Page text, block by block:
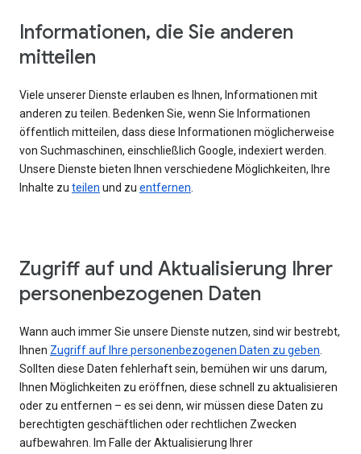
Informationen, die Sie anderen
mitteilen
Viele unserer Dienste erlauben es Ihnen, Informationen mit
anderen zu teilen. Bedenken Sie, wenn Sie Informationen
öffentlich mitteilen, dass diese Informationen möglicherweise
von Suchmaschinen, einschließlich Google, indexiert werden.
Unsere Dienste bieten Ihnen verschiedene Möglichkeiten, Ihre
Inhalte zu teilen und zu entfernen.
Zugriff auf und Aktualisierung Ihrer
personenbezogenen Daten
Wann auch immer Sie unsere Dienste nutzen, sind wir bestrebt,
Ihnen Zugriff auf Ihre personenbezogenen Daten zu geben.
Sollten diese Daten fehlerhaft sein, bemühen wir uns darum,
Ihnen Möglichkeiten zu eröffnen, diese schnell zu aktualisieren
oder zu entfernen – es sei denn, wir müssen diese Daten zu
berechtigten geschäftlichen oder rechtlichen Zwecken
aufbewahren. Im Falle der Aktualisierung Ihrer